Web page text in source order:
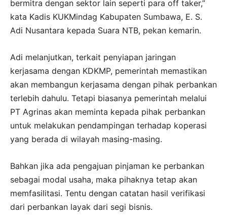
bermitra dengan sektor lain seperti para off taker,”
kata Kadis KUKMindag Kabupaten Sumbawa, E. S.
Adi Nusantara kepada Suara NTB, pekan kemarin.
Adi melanjutkan, terkait penyiapan jaringan
kerjasama dengan KDKMP, pemerintah memastikan
akan membangun kerjasama dengan pihak perbankan
terlebih dahulu. Tetapi biasanya pemerintah melalui
PT Agrinas akan meminta kepada pihak perbankan
untuk melakukan pendampingan terhadap koperasi
yang berada di wilayah masing-masing.
Bahkan jika ada pengajuan pinjaman ke perbankan
sebagai modal usaha, maka pihaknya tetap akan
memfasilitasi. Tentu dengan catatan hasil verifikasi
dari perbankan layak dari segi bisnis.